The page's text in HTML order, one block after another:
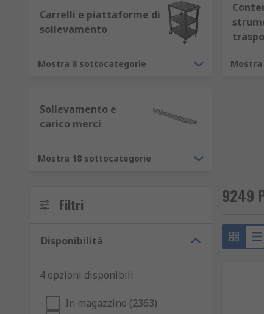
Carrelli e piattaforme di
sollevamento
Mostra 8 sottocategorie
Sollevamento e
carico merci
Mostra 18 sottocategorie
Filtri
Disponibilità
4 opzioni disponibili
In magazzino (2363)
9249